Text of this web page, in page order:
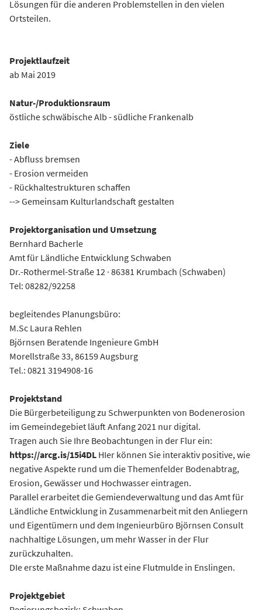
Lösungen für die anderen Problemstellen in den vielen
Ortsteilen.
Projektlaufzeit
ab Mai 2019
Natur-/Produktionsraum
östliche schwäbische Alb - südliche Frankenalb
Ziele
- Abfluss bremsen
- Erosion vermeiden
- Rückhaltestrukturen schaffen
--> Gemeinsam Kulturlandschaft gestalten
Projektorganisation und Umsetzung
Bernhard Bacherle
Amt für Ländliche Entwicklung Schwaben
Dr.-Rothermel-Straße 12 · 86381 Krumbach (Schwaben)
Tel: 08282/92258
begleitendes Planungsbüro:
M.Sc Laura Rehlen
Björnsen Beratende Ingenieure GmbH
Morellstraße 33, 86159 Augsburg
Tel.: 0821 3194908-16
Projektstand
Die Bürgerbeteiligung zu Schwerpunkten von Bodenerosion
im Gemeindegebiet läuft Anfang 2021 nur digital.
Tragen auch Sie Ihre Beobachtungen in der Flur ein:
https://arcg.is/15i4DL HIer können Sie interaktiv positive, wie
negative Aspekte rund um die Themenfelder Bodenabtrag,
Erosion, Gewässer und Hochwasser eintragen.
Parallel erarbeitet die Gemiendeverwaltung und das Amt für
Ländliche Entwicklung in Zusammenarbeit mit den Anliegern
und Eigentümern und dem Ingenieurbüro Björnsen Consult
nachhaltige Lösungen, um mehr Wasser in der Flur
zurückzuhalten.
DIe erste Maßnahme dazu ist eine Flutmulde in Enslingen.
Projektgebiet